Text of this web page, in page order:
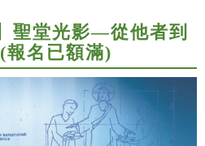
聖堂光影—從他者到
報名已額滿)